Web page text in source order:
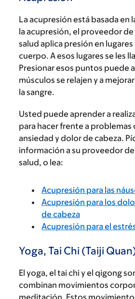
La acupresión está basada en
la acupresión, el proveedor
salud aplica presión en
cuerpo. A esos lugares se les
Presionar esos puntos puede
músculos se relajen y a
la sangre.
Usted puede aprender a
para hacer frente a problemas
ansiedad y dolor de cabeza.
información a su proveedor
salud, o lea:
Acupresión para las
Acupresión para los
de cabeza
Acupresión para el
Yoga, Tai Chi (Taiji
El yoga, el tai chi y el qigong
combinan movimientos
meditación. Estos